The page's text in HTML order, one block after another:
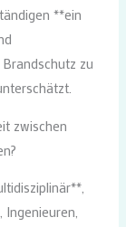
**ein
zu
zwischen
Ingenieuren,